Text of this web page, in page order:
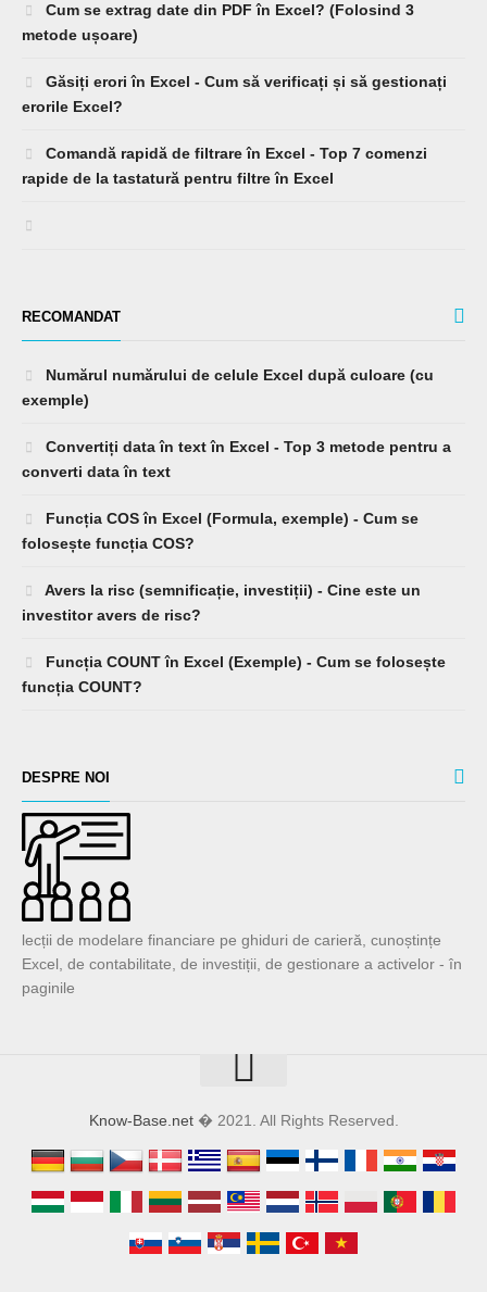
Cum se extrag date din PDF în Excel? (Folosind 3
metode ușoare)
Găsiți erori în Excel - Cum să verificați și să gestionați
erorile Excel?
Comandă rapidă de filtrare în Excel - Top 7 comenzi
rapide de la tastatură pentru filtre în Excel
RECOMANDAT
Numărul numărului de celule Excel după culoare (cu
exemple)
Convertiți data în text în Excel - Top 3 metode pentru a
converti data în text
Funcția COS în Excel (Formula, exemple) - Cum se
folosește funcția COS?
Avers la risc (semnificație, investiții) - Cine este un
investitor avers de risc?
Funcția COUNT în Excel (Exemple) - Cum se folosește
funcția COUNT?
DESPRE NOI
lecții de modelare financiare pe ghiduri de carieră, cunoștințe
Excel, de contabilitate, de investiții, de gestionare a activelor - în
paginile
Know-Base.net� 2021. All Rights Reserved.